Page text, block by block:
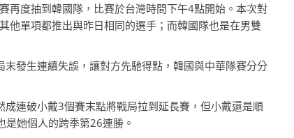
再度抽到韓國隊，比賽於台灣時間下午4點開始。本次對
其他單項都推出與昨日相同的選手；而韓國隊也是在男雙
發生連續失誤，讓對方先馳得點，韓國與中華隊賽分分
成連破小戴3個賽末點將戰局拉到延長賽，但小戴還是順
她個人的跨季第26連勝。